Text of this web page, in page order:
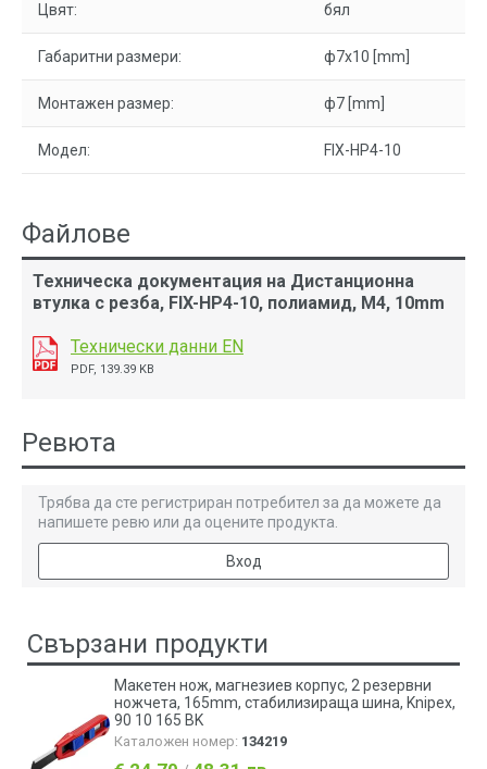
Цвят: бял
Габаритни размери: ф7x10 [mm]
Монтажен размер: ф7 [mm]
Модел: FIX-HP4-10
Файлове
Техническа документация на Дистанционна
втулка с резба, FIX-HP4-10, полиамид, M4, 10mm
Технически данни EN
PDF, 139.39 KB
Ревюта
Трябва да сте регистриран потребител за да можете да
напишете ревю или да оцените продукта.
Вход
Свързани продукти
Макетен нож, магнезиев корпус, 2 резервни
ножчета, 165mm, стабилизираща шина, Knipex,
90 10 165 BK
Каталожен номер: 134219